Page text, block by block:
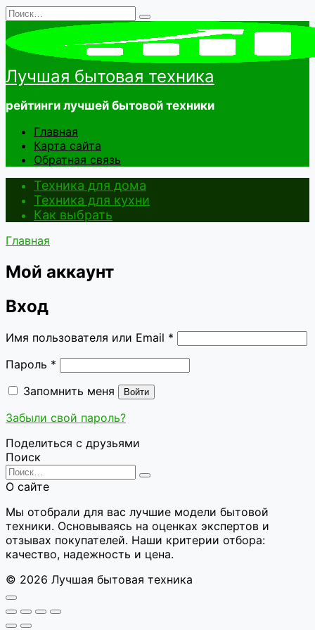
Перейти
содержанию
Search
Лучшая бытовая техника
рейтинги лучшей бытовой техники
Главная
Карта сайта
Обратная связь
Техника для дома
Техника для кухни
Как выбрать
Главная
Мой аккаунт
Вход
Имя пользователя или Email * Обязательно
Пароль * Обязательно
Запомнить меня
Войти
Забыли свой пароль?
Поделиться с друзьями
Поиск
Search
for:
О сайте
Мы отобрали для вас лучшие модели бытовой
техники. Основываясь на оценках экспертов и
отзывах покупателей. Наши критерии отбора:
качество, надежность и цена.
© 2026 Лучшая бытовая техника